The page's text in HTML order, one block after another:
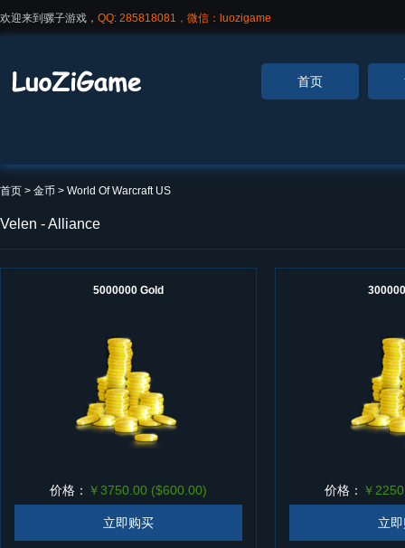
欢迎来到骡子游戏， QQ: 285818081，微信：luozigame
首页
首页 > 金币 > World Of Warcraft US
Velen - Alliance
5000000 Gold
价格： ￥3750.00 ($600.00)
立即购买
价格： ￥
立